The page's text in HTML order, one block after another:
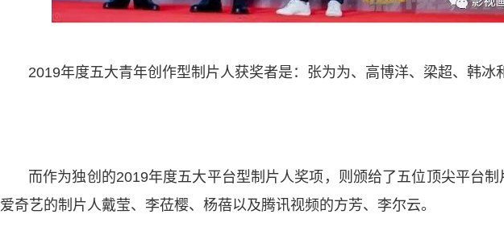
2019年度五大青年创作型制片人获奖者是：张为为、高博洋、梁超、韩冰
而作为独创的2019年度五大平台型制片人奖项，则颁给了五位顶尖平台制
爱奇艺的制片人戴莹、李莅樱、杨蓓以及腾讯视频的方芳、李尔云。